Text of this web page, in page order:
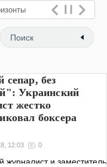
центр
без
Украинский
жестко
боксера
12:03 0
журналист и заместитель